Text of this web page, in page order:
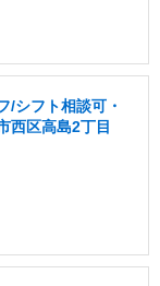
/シフト相談可・
西区高島2丁目